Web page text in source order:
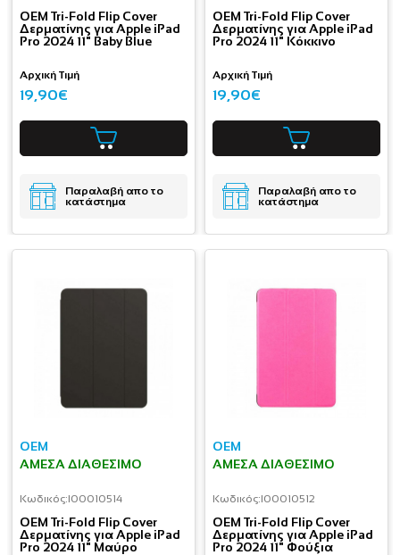
OEM Tri-Fold Flip Cover
Δερματίνης για Apple iPad
Pro 2024 11" Baby Blue
Αρχική Τιμή
19,90€
Παραλαβή απο το
κατάστημα
OEM Tri-Fold Flip Cover
Δερματίνης για Apple iPad
Pro 2024 11" Κόκκινο
Αρχική Τιμή
19,90€
Παραλαβή απο το
κατάστημα
OEM
ΆΜΕΣΑ ΔΙΑΘΈΣΙΜΟ
Κωδικός:I00010514
OEM Tri-Fold Flip Cover
Δερματίνης για Apple iPad
Pro 2024 11" Μαύρο
OEM
ΆΜΕΣΑ ΔΙΑΘΈΣΙΜΟ
Κωδικός:I00010512
OEM Tri-Fold Flip Cover
Δερματίνης για Apple iPad
Pro 2024 11" Φούξια